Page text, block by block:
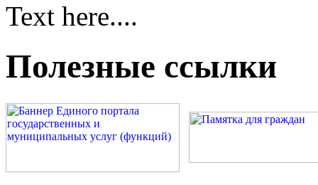
Text here....
Полезные ссылки